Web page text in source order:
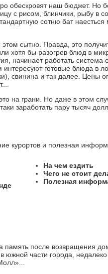
обескровят наш бюджет. Но
с рисом, блинчики, рыбу в
сотню бат наесться
сытно. Правда, это
хотя бы разогрев блюд в
начинает работать система
готовые блюда в
свинина и так далее. Цены
на грани. Но даже в этом
заработать пару тысяч
курортов и полезная
На чем ездить
Чего не стоит
Полезная
память после возвращения
части города, недалеко